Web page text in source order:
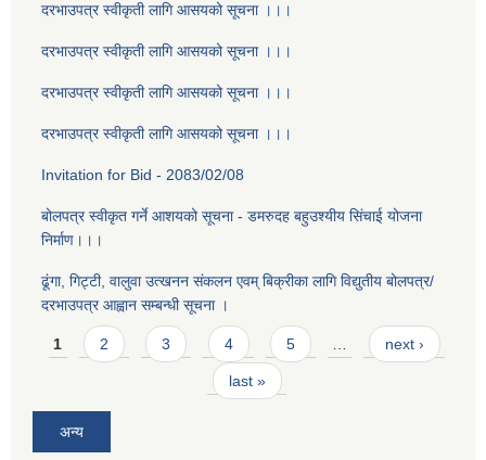
दरभाउपत्र स्वीकृती लागि आसयको सूचना ।।।
दरभाउपत्र स्वीकृती लागि आसयको सूचना ।।।
दरभाउपत्र स्वीकृती लागि आसयको सूचना ।।।
दरभाउपत्र स्वीकृती लागि आसयको सूचना ।।।
Invitation for Bid - 2083/02/08
बोलपत्र स्वीकृत गर्ने आशयको सूचना - डमरुदह बहुउश्यीय सिंचाई योजना
निर्माण।।।
ढूंगा, गिट्टी, वालुवा उत्खनन संकलन एवम् बिक्रीका लागि विद्युतीय बोलपत्र/
दरभाउपत्र आह्वान सम्बन्धी सूचना ।
Pages
1 2 3 4 5 … next ›
last »
अन्य